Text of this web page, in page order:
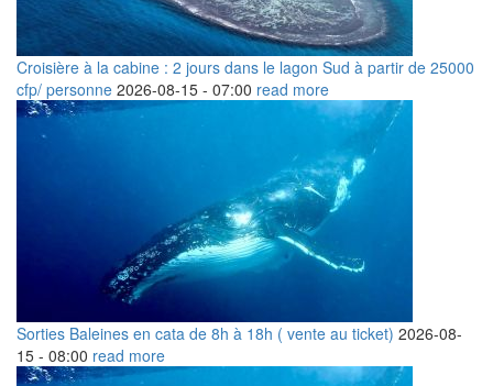
Croisière à la cabine : 2 jours dans le lagon Sud à partir de 25000
cfp/ personne 2026-08-15 - 07:00 read more
Sorties Baleines en cata de 8h à 18h ( vente au ticket) 2026-08-
15 - 08:00 read more